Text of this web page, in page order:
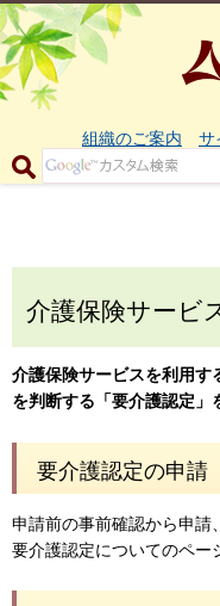
組織のご案内 サ
介護保険サービ
介護保険サービスを利用す
を判断する「要介護認定」
要介護認定の申請
申請前の事前確認から申請
要介護認定についてのペー